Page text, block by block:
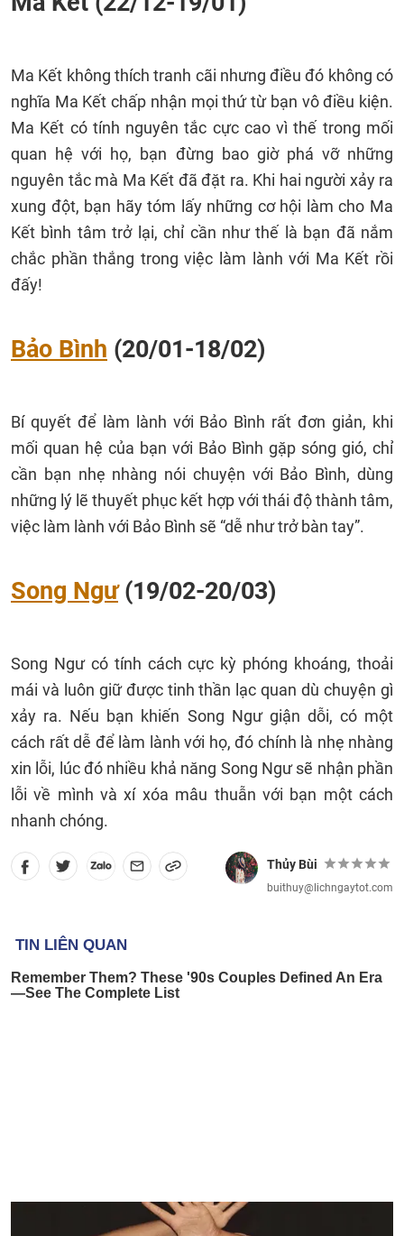
Ma Kết không thích tranh cãi nhưng điều đó không có
nghĩa Ma Kết chấp nhận mọi thứ từ bạn vô điều kiện.
Ma Kết có tính nguyên tắc cực cao vì thế trong mối
quan hệ với họ, bạn đừng bao giờ phá vỡ những
nguyên tắc mà Ma Kết đã đặt ra. Khi hai người xảy ra
xung đột, bạn hãy tóm lấy những cơ hội làm cho Ma
Kết bình tâm trở lại, chỉ cần như thế là bạn đã nắm
chắc phần thắng trong việc làm lành với Ma Kết rồi
đấy!
Bảo Bình (20/01-18/02)
Bí quyết để làm lành với Bảo Bình rất đơn giản, khi
mối quan hệ của bạn với Bảo Bình gặp sóng gió, chỉ
cần bạn nhẹ nhàng nói chuyện với Bảo Bình, dùng
những lý lẽ thuyết phục kết hợp với thái độ thành tâm,
việc làm lành với Bảo Bình sẽ “dễ như trở bàn tay”.
Song Ngư(19/02-20/03)
Song Ngư có tính cách cực kỳ phóng khoáng, thoải
mái và luôn giữ được tinh thần lạc quan dù chuyện gì
xảy ra. Nếu bạn khiến Song Ngư giận dỗi, có một
cách rất dễ để làm lành với họ, đó chính là nhẹ nhàng
xin lỗi, lúc đó nhiều khả năng Song Ngư sẽ nhận phần
lỗi về mình và xí xóa mâu thuẫn với bạn một cách
nhanh chóng.
Thủy Bùi
buithuy@lichngaytot.com